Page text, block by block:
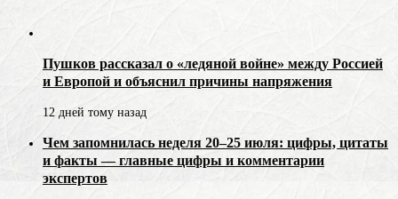
Пушков рассказал о «ледяной войне» между Россией
и Европой и объяснил причины напряжения
12 дней тому назад
Чем запомнилась неделя 20–25 июля: цифры, цитаты
и факты — главные цифры и комментарии
экспертов